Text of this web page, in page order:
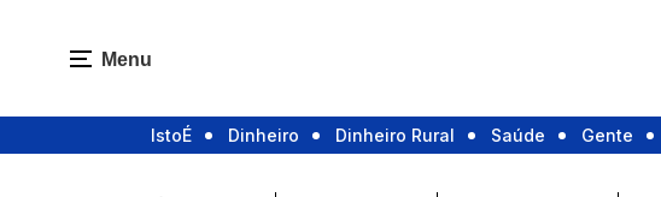
Menu
IstoÉ Dinheiro Dinheiro Rural Saúde Gente